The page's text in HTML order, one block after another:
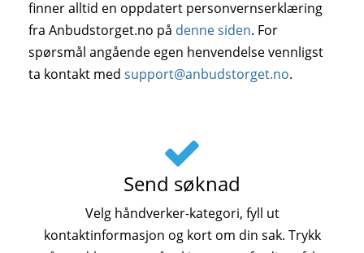
finner alltid en oppdatert personvernserklæring
fra Anbudstorget.no på denne siden. For
spørsmål angående egen henvendelse vennligst
ta kontakt med support@anbudstorget.no.
Send søknad
Velg håndverker-kategori, fyll ut
kontaktinformasjon og kort om din sak. Trykk